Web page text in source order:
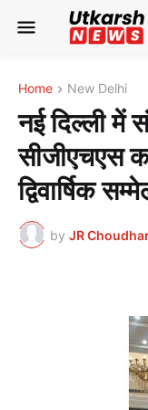
Home New Delhi
नई दिल्ली में
सीजीएचएस
द्विवार्षिक
by JR